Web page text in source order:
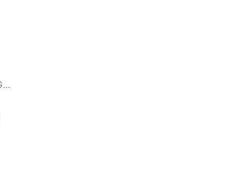
#BetterWeatherMusic #BetterWeatherGang